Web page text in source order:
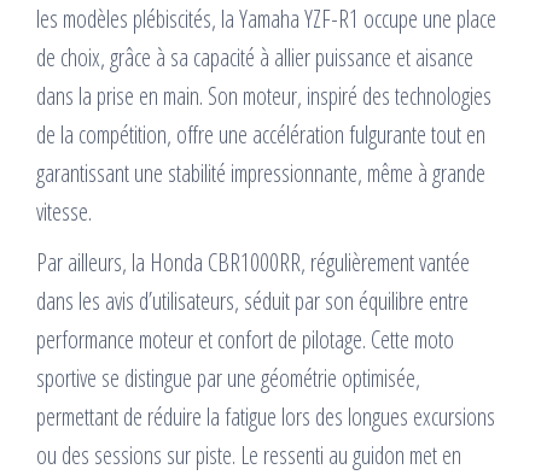
les modèles plébiscités, la Yamaha YZF-R1 occupe une place
de choix, grâce à sa capacité à allier puissance et aisance
dans la prise en main. Son moteur, inspiré des technologies
de la compétition, offre une accélération fulgurante tout en
garantissant une stabilité impressionnante, même à grande
vitesse.
Par ailleurs, la Honda CBR1000RR, régulièrement vantée
dans les avis d’utilisateurs, séduit par son équilibre entre
performance moteur et confort de pilotage. Cette moto
sportive se distingue par une géométrie optimisée,
permettant de réduire la fatigue lors des longues excursions
ou des sessions sur piste. Le ressenti au guidon met en